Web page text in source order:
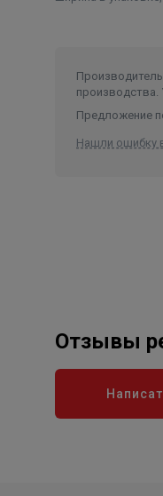
производства.
Предложение
Нашли ошибку
Отзывы